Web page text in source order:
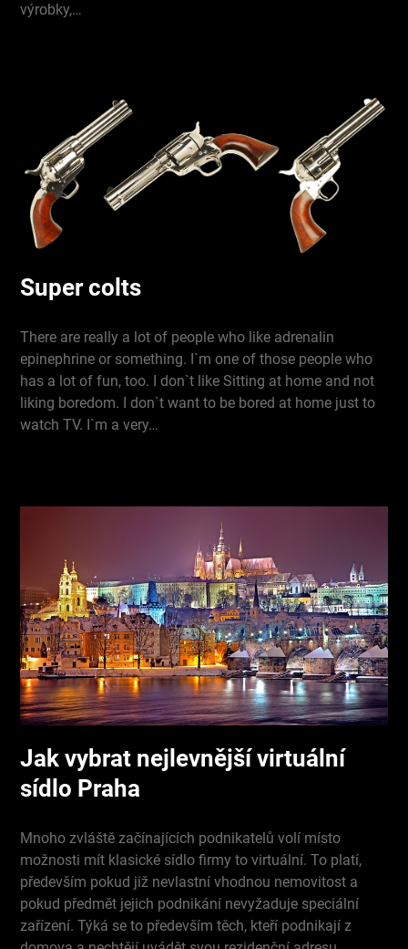
výrobky,…
Super colts
There are really a lot of people who like adrenalin
epinephrine or something. I`m one of those people who
has a lot of fun, too. I don`t like Sitting at home and not
liking boredom. I don`t want to be bored at home just to
watch TV. I`m a very…
Jak vybrat nejlevnější virtuální
sídlo Praha
Mnoho zvláště začínajících podnikatelů volí místo
možnosti mít klasické sídlo firmy to virtuální. To platí,
především pokud již nevlastní vhodnou nemovitost a
pokud předmět jejich podnikání nevyžaduje speciální
zařízení. Týká se to především těch, kteří podnikají z